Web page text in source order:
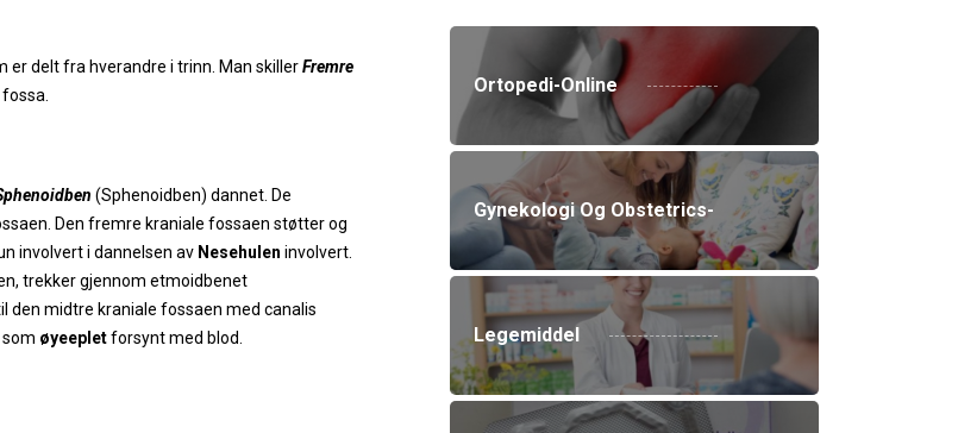
er delt fra hverandre i trinn. Man skillerFremre
(Sphenoidben) dannet. De
Den fremre kraniale fossaen støtter og
involvert i dannelsen av Nesehulen involvert.
trekker gjennom etmoidbenet
den midtre kraniale fossaen med canalis
øyeepletforsynt med blod.
Ortopedi-Online
Gynekologi Og Obstetrics-
Legemiddel